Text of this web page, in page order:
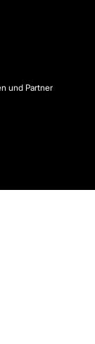
und Partner